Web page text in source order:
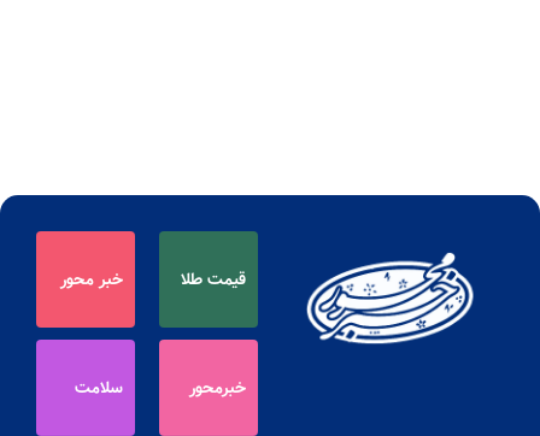
قیمت طلا خبر محور
خبرمحور سلامت